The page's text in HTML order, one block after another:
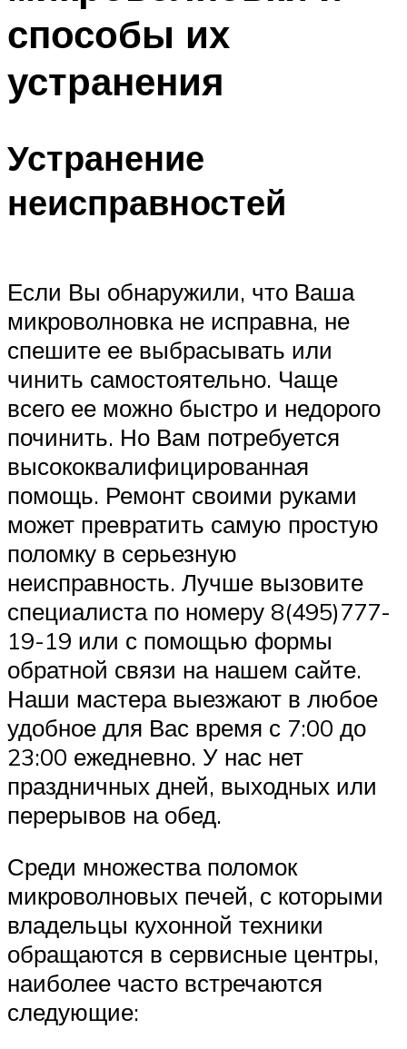
способы их
устранения
Устранение
неисправностей
Если Вы обнаружили, что Ваша
микроволновка не исправна, не
спешите ее выбрасывать или
чинить самостоятельно. Чаще
всего ее можно быстро и недорого
починить. Но Вам потребуется
высококвалифицированная
помощь. Ремонт своими руками
может превратить самую простую
поломку в серьезную
неисправность. Лучше вызовите
специалиста по номеру 8(495)777-
19-19 или с помощью формы
обратной связи на нашем сайте.
Наши мастера выезжают в любое
удобное для Вас время с 7:00 до
23:00 ежедневно. У нас нет
праздничных дней, выходных или
перерывов на обед.
Среди множества поломок
микроволновых печей, с которыми
владельцы кухонной техники
обращаются в сервисные центры,
наиболее часто встречаются
следующие: